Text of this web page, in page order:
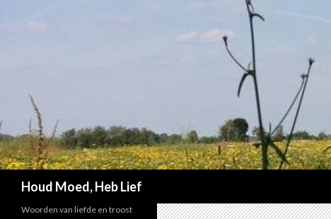
Houd Moed, Heb Lief
Woorden van liefde en troost